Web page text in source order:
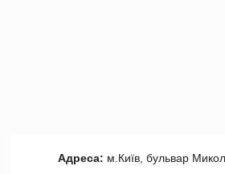
Адреса: м.Київ, бульвар